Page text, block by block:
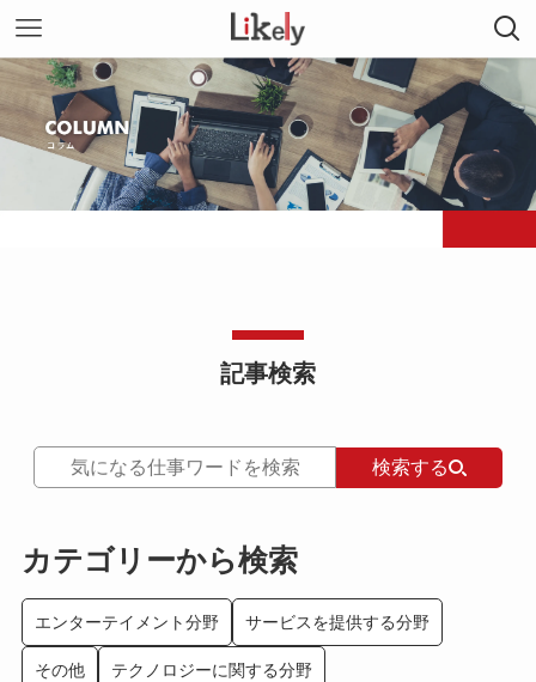
記事検索
検索する
カテゴリーから検索
エンターテイメント分野 サービスを提供する分野
その他 テクノロジーに関する分野